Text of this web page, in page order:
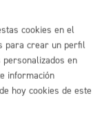
De
Patrimonio De
Por El Que
De Las
cookies en el
para crear un perfil
en
información
hoy cookies de este